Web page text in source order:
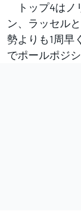
トップ4はノ
ン、ラッセル
勢よりも1周早
でポールポジ